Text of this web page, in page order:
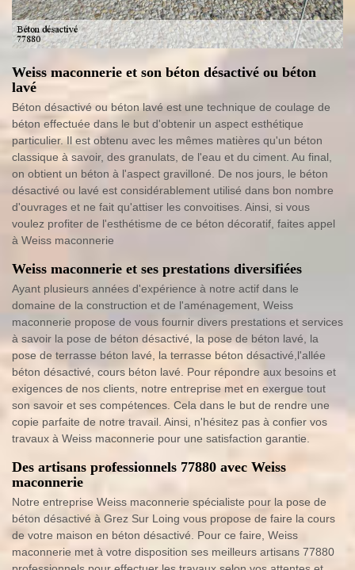
Weiss maconnerie et son béton désactivé ou béton
lavé
Béton désactivé ou béton lavé est une technique de coulage de
béton effectuée dans le but d'obtenir un aspect esthétique
particulier. Il est obtenu avec les mêmes matières qu'un béton
classique à savoir, des granulats, de l'eau et du ciment. Au final,
on obtient un béton à l'aspect gravilloné. De nos jours, le béton
désactivé ou lavé est considérablement utilisé dans bon nombre
d'ouvrages et ne fait qu'attiser les convoitises. Ainsi, si vous
voulez profiter de l'esthétisme de ce béton décoratif, faites appel
à Weiss maconnerie
Weiss maconnerie et ses prestations diversifiées
Ayant plusieurs années d'expérience à notre actif dans le
domaine de la construction et de l'aménagement, Weiss
maconnerie propose de vous fournir divers prestations et services
à savoir la pose de béton désactivé, la pose de béton lavé, la
pose de terrasse béton lavé, la terrasse béton désactivé,l'allée
béton désactivé, cours béton lavé. Pour répondre aux besoins et
exigences de nos clients, notre entreprise met en exergue tout
son savoir et ses compétences. Cela dans le but de rendre une
copie parfaite de notre travail. Ainsi, n'hésitez pas à confier vos
travaux à Weiss maconnerie pour une satisfaction garantie.
Des artisans professionnels 77880 avec Weiss
maconnerie
Notre entreprise Weiss maconnerie spécialiste pour la pose de
béton désactivé à Grez Sur Loing vous propose de faire la cours
de votre maison en béton désactivé. Pour ce faire, Weiss
maconnerie met à votre disposition ses meilleurs artisans 77880